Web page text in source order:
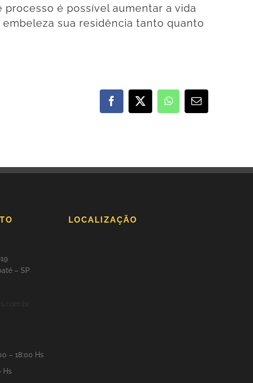
é possível aumentar a vida
sua residência tanto quanto
Facebook
X WhatsApp
E-
mail
– SP
– 18:00 Hs
Hs
LOCALIZAÇÃO